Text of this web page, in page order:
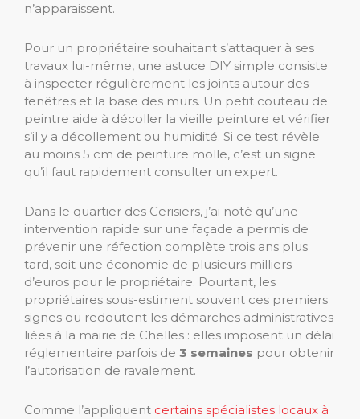
n’apparaissent.
Pour un propriétaire souhaitant s’attaquer à ses
travaux lui-même, une astuce DIY simple consiste
à inspecter régulièrement les joints autour des
fenêtres et la base des murs. Un petit couteau de
peintre aide à décoller la vieille peinture et vérifier
s’il y a décollement ou humidité. Si ce test révèle
au moins 5 cm de peinture molle, c’est un signe
qu’il faut rapidement consulter un expert.
Dans le quartier des Cerisiers, j’ai noté qu’une
intervention rapide sur une façade a permis de
prévenir une réfection complète trois ans plus
tard, soit une économie de plusieurs milliers
d’euros pour le propriétaire. Pourtant, les
propriétaires sous-estiment souvent ces premiers
signes ou redoutent les démarches administratives
liées à la mairie de Chelles : elles imposent un délai
réglementaire parfois de 3 semaines pour obtenir
l’autorisation de ravalement.
Comme l’appliquent certains spécialistes locaux à